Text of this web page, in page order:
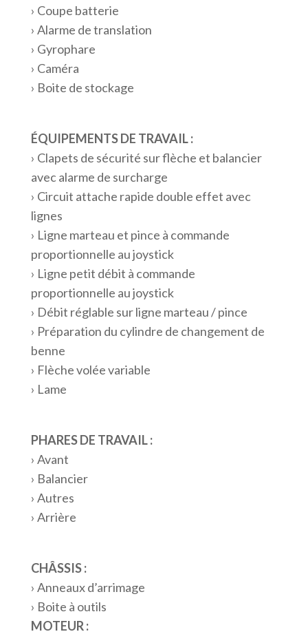
› Coupe batterie
› Alarme de translation
› Gyrophare
› Caméra
› Boite de stockage
ÉQUIPEMENTS DE TRAVAIL :
› Clapets de sécurité sur flèche et balancier
avec alarme de surcharge
› Circuit attache rapide double effet avec
lignes
› Ligne marteau et pince à commande
proportionnelle au joystick
› Ligne petit débit à commande
proportionnelle au joystick
› Débit réglable sur ligne marteau / pince
› Préparation du cylindre de changement de
benne
› Flèche volée variable
› Lame
PHARES DE TRAVAIL :
› Avant
› Balancier
› Autres
› Arrière
CHÂSSIS :
› Anneaux d’arrimage
› Boite à outils
MOTEUR :